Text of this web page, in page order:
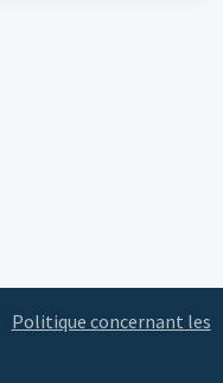
Politique concernant les